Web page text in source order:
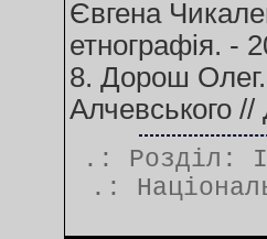
Євгена
етнографія. -
8. Дорош Олег.
Алчевського
.: Розділ:
.: